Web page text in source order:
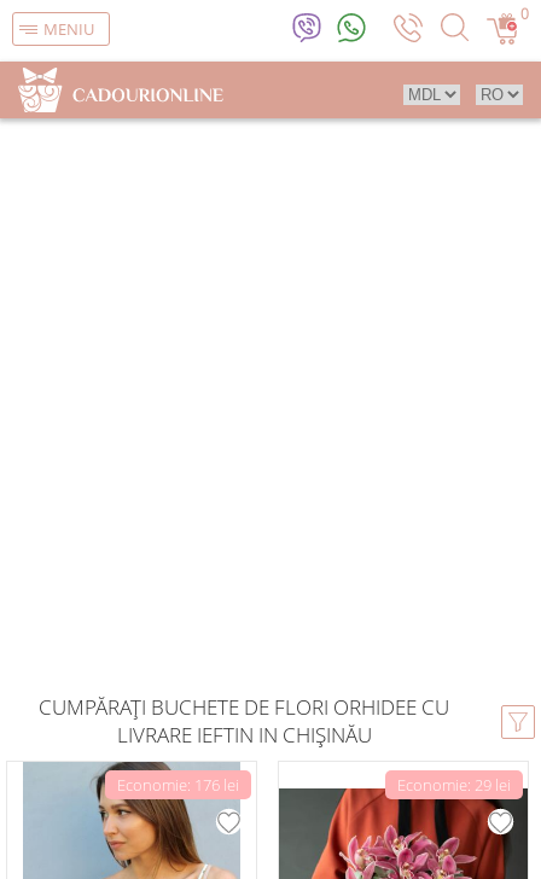
MENIU
0
CUMPĂRAȚI BUCHETE DE FLORI ORHIDEE CU
LIVRARE IEFTIN IN CHIȘINĂU
Economie: 176 lei Economie: 29 lei